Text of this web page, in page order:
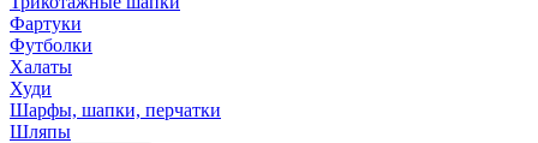
Фартуки
Футболки
Халаты
Худи
Шарфы, шапки, перчатки
Шляпы